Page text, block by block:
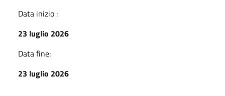
Data inizio :
23 luglio 2026
Data fine:
23 luglio 2026